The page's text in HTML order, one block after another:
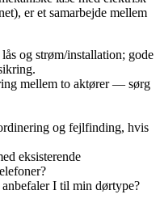
er et samarbejde mellem
og strøm/installation; gode
mellem to aktører — sørg
og fejlfinding, hvis
eksisterende
I til min dørtype?